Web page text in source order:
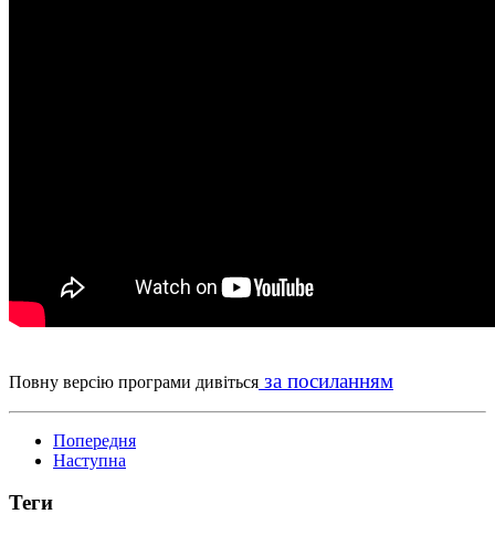
Повну версію програми дивіться за посиланням
Попередня
Наступна
Теги